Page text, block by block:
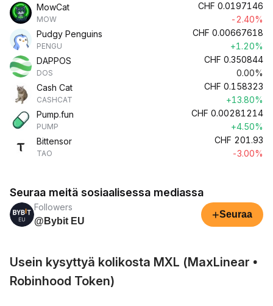
MowCat
MOW
CHF 0.0197146
-2.40%
Pudgy Penguins
PENGU
CHF 0.00667618
+1.20%
DAPPOS
DOS
CHF 0.350844
0.00%
Cash Cat
CASHCAT
CHF 0.158323
+13.80%
Pump.fun
PUMP
CHF 0.00281214
+4.50%
Bittensor
TAO
CHF 201.93
-3.00%
Seuraa meitä sosiaalisessa mediassa
Followers
@Bybit EU
+Seuraa
Usein kysyttyä kolikosta MXL (MaxLinear •
Robinhood Token)